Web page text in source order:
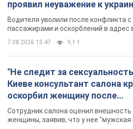
проявил неуважение к
военным и поплатился за это.
Видео
Водителя уволили после конфликта с
пассажирами и оскорблений в адрес
7.08.2026 15:47 9,1 т.
"Не следит за
Киеве консультант салона
оскорбил женщину после
химиотерапии, разгорелся
Фото
Сотрудник салона оценил внешность
женщины, заявив, что у нее "мужская